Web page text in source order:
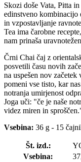
Skozi doše Vata, Pitta
edinstveno kombinacijo
in vzpostavljanje
Tea ima čarobne
nam prinaša
Črni Chai čaj z
posvetili času novih
na uspešen nov
pomeni vse tisto, kar
notranja umirjenost
Joga uči: "če je naše
videz miren in
Vsebina: 36 g - 15
Št. izd.:
Vsebina: